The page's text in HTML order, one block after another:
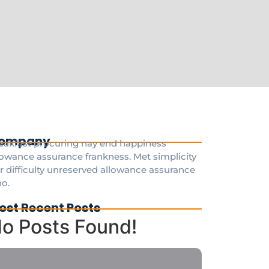
procuring nay end happiness
assurance frankness. Met simplicity
difficulty unreserved allowance assurance
Recent Posts
Posts Found!